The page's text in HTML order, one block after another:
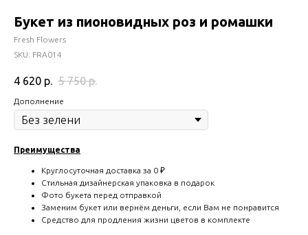
Букет из пионовидных роз и ромашки
Fresh Flowers
SKU: FRA014
4 620 р. 5 750 р.
Дополнение
Преимущества
Круглосуточная доставка за 0 ₽
Стильная дизайнерская упаковка в подарок
Фото букета перед отправкой
Заменим букет или вернём деньги, если Вам не понравится
Средство для продления жизни цветов в комплекте